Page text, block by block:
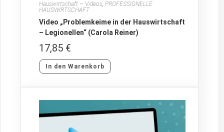
Hauswirtschaft – Videos,PROFESSIONELLE
HAUSWIRTSCHAFT
Video „Problemkeime in der Hauswirtschaft
– Legionellen“ (Carola Reiner)
17,85 €
In den Warenkorb